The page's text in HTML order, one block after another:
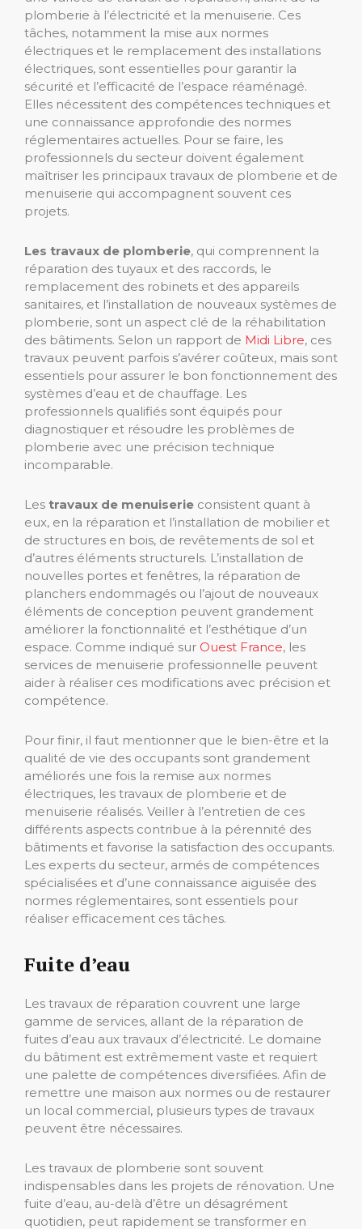
plomberie à l’électricité et la menuiserie. Ces
tâches, notamment la mise aux normes
électriques et le remplacement des installations
électriques, sont essentielles pour garantir la
sécurité et l’efficacité de l’espace réaménagé.
Elles nécessitent des compétences techniques et
une connaissance approfondie des normes
réglementaires actuelles. Pour se faire, les
professionnels du secteur doivent également
maîtriser les principaux travaux de plomberie et de
menuiserie qui accompagnent souvent ces
projets.
Les travaux de plomberie, qui comprennent la
réparation des tuyaux et des raccords, le
remplacement des robinets et des appareils
sanitaires, et l’installation de nouveaux systèmes de
plomberie, sont un aspect clé de la réhabilitation
des bâtiments. Selon un rapport de Midi Libre, ces
travaux peuvent parfois s’avérer coûteux, mais sont
essentiels pour assurer le bon fonctionnement des
systèmes d’eau et de chauffage. Les
professionnels qualifiés sont équipés pour
diagnostiquer et résoudre les problèmes de
plomberie avec une précision technique
incomparable.
Les travaux de menuiserie consistent quant à
eux, en la réparation et l’installation de mobilier et
de structures en bois, de revêtements de sol et
d’autres éléments structurels. L’installation de
nouvelles portes et fenêtres, la réparation de
planchers endommagés ou l’ajout de nouveaux
éléments de conception peuvent grandement
améliorer la fonctionnalité et l’esthétique d’un
espace. Comme indiqué sur Ouest France, les
services de menuiserie professionnelle peuvent
aider à réaliser ces modifications avec précision et
compétence.
Pour finir, il faut mentionner que le bien-être et la
qualité de vie des occupants sont grandement
améliorés une fois la remise aux normes
électriques, les travaux de plomberie et de
menuiserie réalisés. Veiller à l’entretien de ces
différents aspects contribue à la pérennité des
bâtiments et favorise la satisfaction des occupants.
Les experts du secteur, armés de compétences
spécialisées et d’une connaissance aiguisée des
normes réglementaires, sont essentiels pour
réaliser efficacement ces tâches.
Fuite d’eau
Les travaux de réparation couvrent une large
gamme de services, allant de la réparation de
fuites d’eau aux travaux d’électricité. Le domaine
du bâtiment est extrêmement vaste et requiert
une palette de compétences diversifiées. Afin de
remettre une maison aux normes ou de restaurer
un local commercial, plusieurs types de travaux
peuvent être nécessaires.
Les travaux de plomberie sont souvent
indispensables dans les projets de rénovation. Une
fuite d’eau, au-delà d’être un désagrément
quotidien, peut rapidement se transformer en